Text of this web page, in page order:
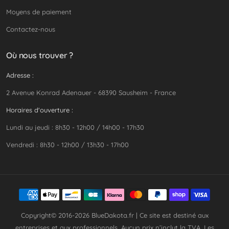
Moyens de paiement
Contactez-nous
Où nous trouver ?
Adresse :
2 Avenue Konrad Adenauer - 68390 Sausheim - France
Horaires d'ouverture :
Lundi au jeudi : 8h30 - 12h00 / 14h00 - 17h30
Vendredi : 8h30 - 12h00 / 13h30 - 17h00
Copyright© 2016-2026 BlueDakota.fr| Ce site est destiné aux